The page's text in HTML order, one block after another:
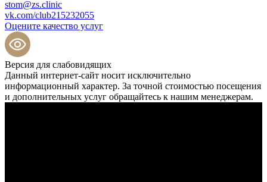
stom@zs.clinic
vk.com/club215232055
Оцените качество услуг
Версия для слабовидящих
Данный интернет-сайт носит исключительно
информационный характер. За точной стоимостью посещения
и дополнительных услуг обращайтесь к нашим менеджерам.